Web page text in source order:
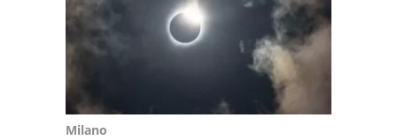
Milano